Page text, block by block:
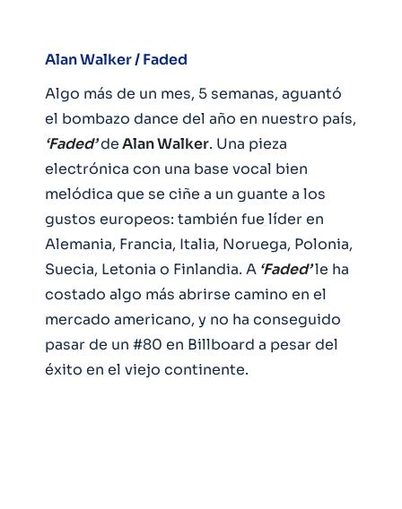
Alan Walker / Faded
Algo más de un mes, 5 semanas, aguantó
el bombazo dance del año en nuestro país,
‘Faded’deAlan Walker. Una pieza
electrónica con una base vocal bien
melódica que se ciñe a un guante a los
gustos europeos: también fue líder en
Alemania, Francia, Italia, Noruega, Polonia,
Suecia, Letonia o Finlandia. A ‘Faded’le ha
costado algo más abrirse camino en el
mercado americano, y no ha conseguido
pasar de un #80 en Billboard a pesar del
éxito en el viejo continente.